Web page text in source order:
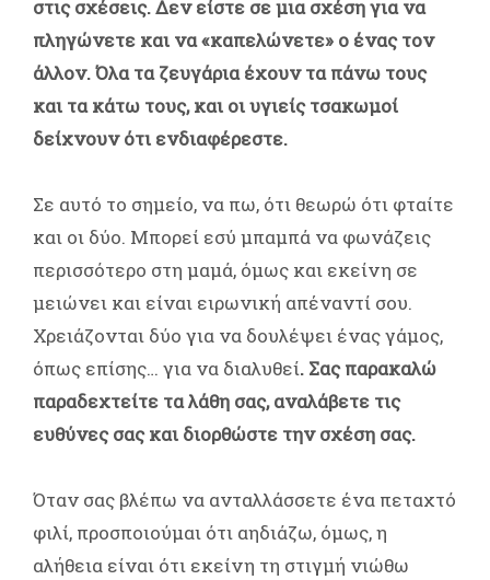
στις σχέσεις. Δεν είστε σε μια σχέση για να
πληγώνετε και να «καπελώνετε» ο ένας τον
άλλον. Όλα τα ζευγάρια έχουν τα πάνω τους
και τα κάτω τους, και οι υγιείς τσακωμοί
δείχνουν ότι ενδιαφέρεστε.
Σε αυτό το σημείο, να πω, ότι θεωρώ ότι φταίτε
και οι δύο. Μπορεί εσύ μπαμπά να φωνάζεις
περισσότερο στη μαμά, όμως και εκείνη σε
μειώνει και είναι ειρωνική απέναντί σου.
Χρειάζονται δύο για να δουλέψει ένας γάμος,
όπως επίσης… για να διαλυθεί. Σας παρακαλώ
παραδεχτείτε τα λάθη σας, αναλάβετε τις
ευθύνες σας και διορθώστε την σχέση σας.
Όταν σας βλέπω να ανταλλάσσετε ένα πεταχτό
φιλί, προσποιούμαι ότι αηδιάζω, όμως, η
αλήθεια είναι ότι εκείνη τη στιγμή νιώθω